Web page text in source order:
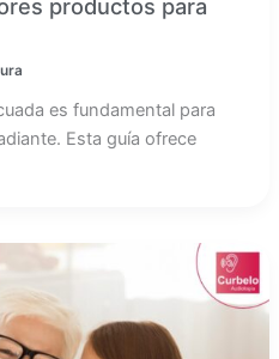
productos para
es fundamental para
Esta guía ofrece